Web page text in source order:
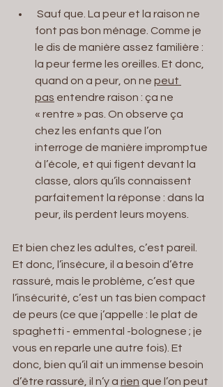
font pas bon ménage. Comme je
le dis de manière assez familière :
la peur ferme les oreilles. Et donc,
quand on a peur, on ne peut
pas entendre raison : ça ne
« rentre » pas. On observe ça
chez les enfants que l’on
interroge de manière impromptue
à l’école, et qui figent devant la
classe, alors qu’ils connaissent
parfaitement la réponse : dans la
peur, ils perdent leurs moyens.
Et bien chez les adultes, c’est pareil.
Et donc, l’insécure, il a besoin d’être
rassuré, mais le problème, c’est que
l’insécurité, c’est un tas bien compact
de peurs (ce que j’appelle : le plat de
spaghetti - emmental -bolognese ; je
vous en reparle une autre fois). Et
donc, bien qu’il ait un immense besoin
d’être rassuré, il n’y a rien que l’on peut